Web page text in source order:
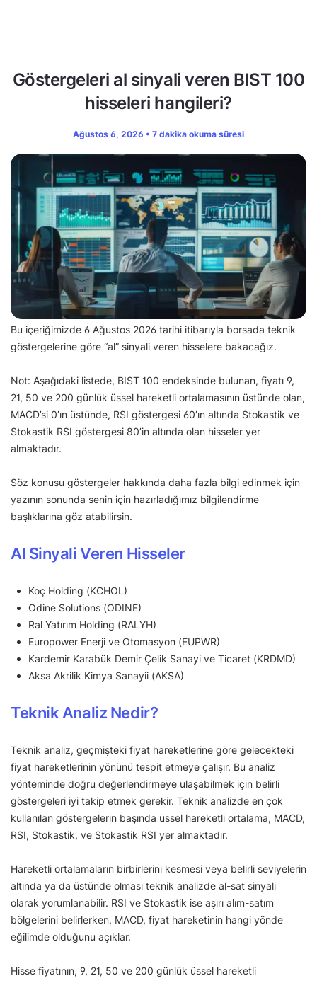
Göstergeleri al sinyali veren BIST 100
hisseleri hangileri?
Ağustos 6, 2026 • 7 dakika okuma süresi
Bu içeriğimizde 6 Ağustos 2026 tarihi itibarıyla borsada teknik
göstergelerine göre “al” sinyali veren hisselere bakacağız.
Not: Aşağıdaki listede, BIST 100 endeksinde bulunan, fiyatı 9,
21, 50 ve 200 günlük üssel hareketli ortalamasının üstünde olan,
MACD’si 0’ın üstünde, RSI göstergesi 60’ın altında Stokastik ve
Stokastik RSI göstergesi 80’in altında olan hisseler yer
almaktadır.
Söz konusu göstergeler hakkında daha fazla bilgi edinmek için
yazının sonunda senin için hazırladığımız bilgilendirme
başlıklarına göz atabilirsin.
Al Sinyali Veren Hisseler
Koç Holding (KCHOL)
Odine Solutions (ODINE)
Ral Yatırım Holding (RALYH)
Europower Enerji ve Otomasyon (EUPWR)
Kardemir Karabük Demir Çelik Sanayi ve Ticaret (KRDMD)
Aksa Akrilik Kimya Sanayii (AKSA)
Teknik Analiz Nedir?
Teknik analiz, geçmişteki fiyat hareketlerine göre gelecekteki
fiyat hareketlerinin yönünü tespit etmeye çalışır. Bu analiz
yönteminde doğru değerlendirmeye ulaşabilmek için belirli
göstergeleri iyi takip etmek gerekir. Teknik analizde en çok
kullanılan göstergelerin başında üssel hareketli ortalama, MACD,
RSI, Stokastik, ve Stokastik RSI yer almaktadır.
Hareketli ortalamaların birbirlerini kesmesi veya belirli seviyelerin
altında ya da üstünde olması teknik analizde al-sat sinyali
olarak yorumlanabilir. RSI ve Stokastik ise aşırı alım-satım
bölgelerini belirlerken, MACD, fiyat hareketinin hangi yönde
eğilimde olduğunu açıklar.
Hisse fiyatının, 9, 21, 50 ve 200 günlük üssel hareketli